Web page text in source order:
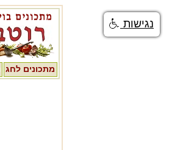
מתכונים לחג
נגישות